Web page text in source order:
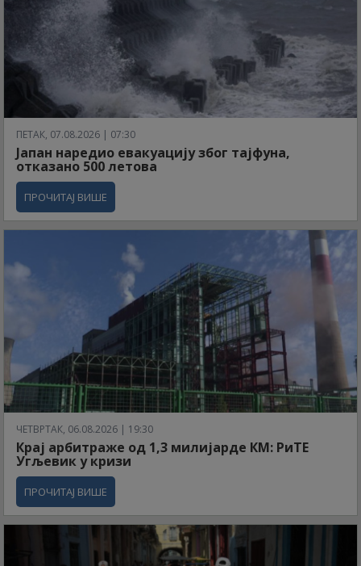
ПЕТАК, 07.08.2026 | 07:30
Јапан наредио евакуацију због тајфуна,
отказано 500 летова
ПРОЧИТАЈ ВИШЕ
ЧЕТВРТАК, 06.08.2026 | 19:30
Крај арбитраже од 1,3 милијарде КМ: РиТЕ
Угљевик у кризи
ПРОЧИТАЈ ВИШЕ